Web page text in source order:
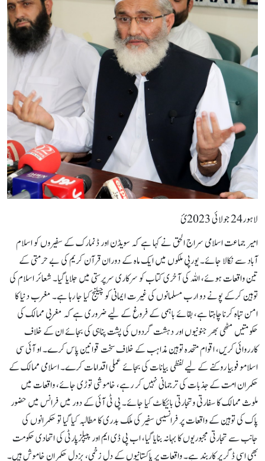
لاہور24 جولائی 2023ئ
امیر جماعت اسلامی سراج الحق نے کہا ہے کہ سویڈن اور ڈنمارک کے سفیروں کو اسلام
آباد سے نکالا جائے۔ یورپی ملکوں میں ایک ماہ کے دوران قرآن کریم کی بے حرمتی کے
تین واقعات ہوئے، اللہ کی آخری کتاب کو سرکاری سرپرستی میں جلایا گیا۔ شعائر اسلام کی
توہین کرکے پونے دو ارب مسلمانوں کی غیرت ایمانی کو چیلنج کیا جا رہا ہے۔ مغرب دنیا کا
امن تباہ کرنا چاہتا ہے، بقائے باہمی کے فروغ کے لیے ضروری ہے کہ مغربی ممالک کی
حکومتیں مٹھی بھر جنونیوں اور دہشت گردوں کی پشت پناہی کی بجائے ان کے خلاف
کارروائی کریں، اقوام متحدہ توہین مذاہب کے خلاف سخت قوانین پاس کرے۔ او آئی سی
اسلامو فوبیا روکنے کے لیے لفظی بیانات کی بجائے عملی اقدامات کرے۔ اسلامی ممالک کے
حکمران امت کے جذبات کی ترجمانی نہیں کر رہے، خاموشی توڑی جائے، واقعات میں
ملوث ممالک کا سفارتی وتجارتی بائیکاٹ کیا جائے۔ پی ٹی آئی کے دور میں فرانس میں حضور
پاک کی توہین کے واقعات پر فرانسیسی سفیر کی ملک بدری کا مطالبہ کیا گیا تو حکمرانوں کی
جانب سے تجارتی مجبوریوں کا بہانہ بنایا گیا، اب پی ڈی ایم اور پیپلزپارٹی کی اتحادی حکومت
بھی اسی ڈگر پر کاربند ہے۔ واقعات پر پاکستانیوں کے دل زخمی، بزدل حکمران خاموش ہیں۔